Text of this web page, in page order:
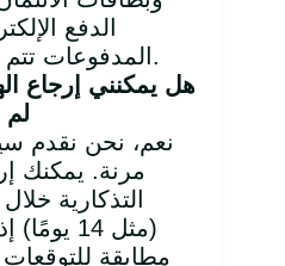
الدفع
المدفوعات تتم بشكل آمن.
هل يمكنني إرجاع
نعم، نحن نقدم
مرنة. يمكنك
التذكارية
(مثل 14
مطابقة